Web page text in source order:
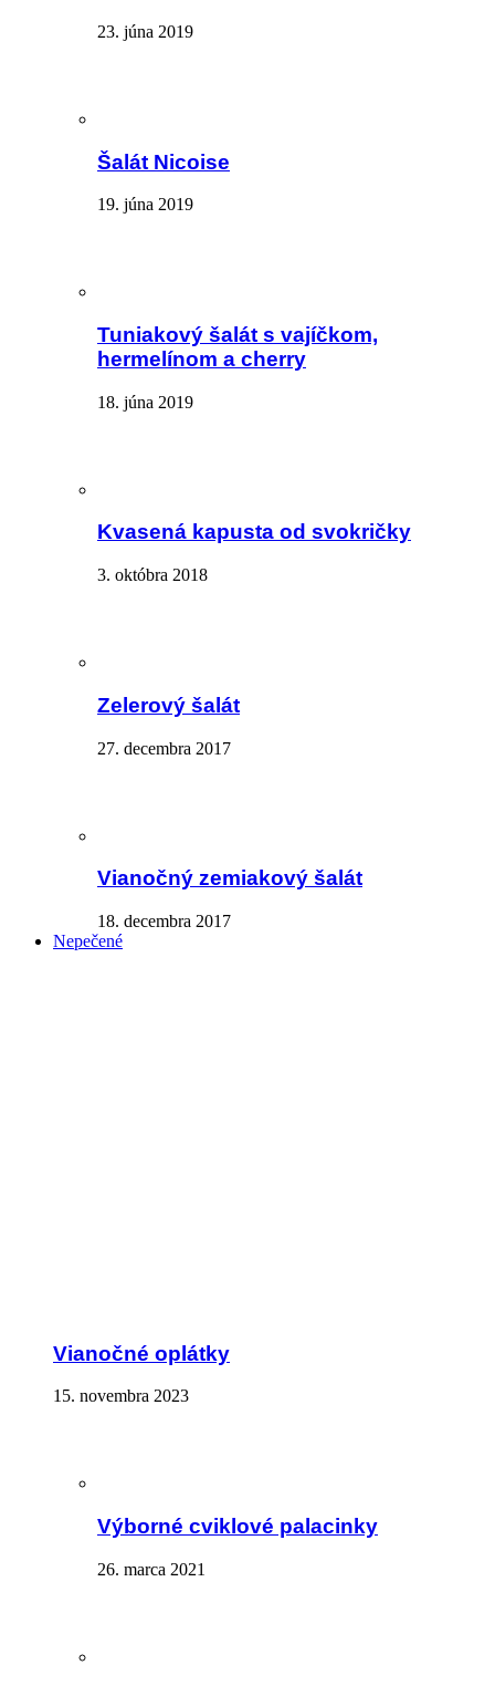
23. júna 2019
Šalát Nicoise
19. júna 2019
Tuniakový šalát s vajíčkom,
hermelínom a cherry
18. júna 2019
Kvasená kapusta od svokričky
3. októbra 2018
Zelerový šalát
27. decembra 2017
Vianočný zemiakový šalát
18. decembra 2017
Nepečené
Vianočné oplátky
15. novembra 2023
Výborné cviklové palacinky
26. marca 2021